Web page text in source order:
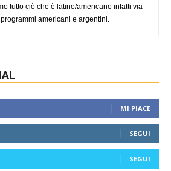
tutto ciò che è latino/americano infatti via
americani e argentini.
MI PIACE
SEGUI
SEGUI